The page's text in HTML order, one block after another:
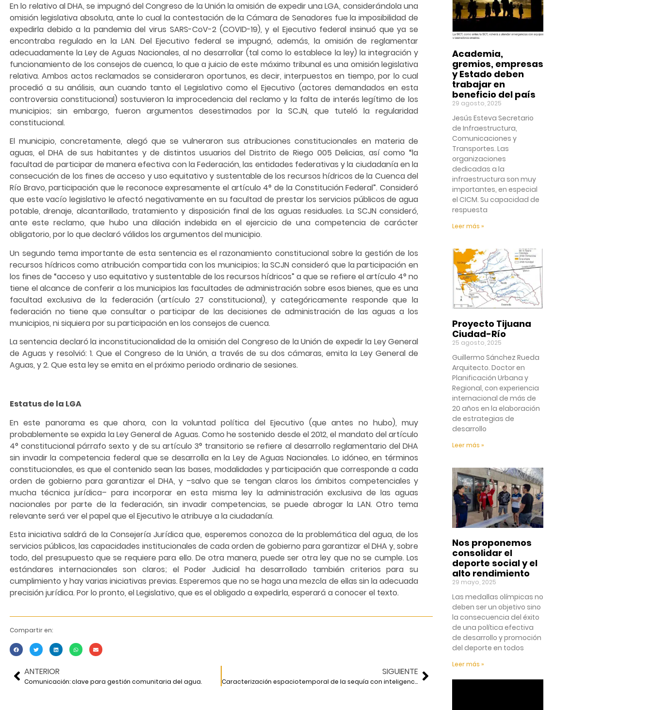
En lo relativo al DHA, se impugnó del Congreso de la Unión la omisión de expedir una LGA, considerándola una
omisión legislativa absoluta, ante lo cual la contestación de la Cámara de Senadores fue la imposibilidad de
expedirla debido a la pandemia del virus SARS-CoV-2 (COVID-19), y el Ejecutivo federal insinuó que ya se
encontraba regulado en la LAN. Del Ejecutivo federal se impugnó, además, la omisión de reglamentar
adecuadamente la Ley de Aguas Nacionales, al no desarrollar (tal como lo establece la ley) la integración y
funcionamiento de los consejos de cuenca, lo que a juicio de este máximo tribunal es una omisión legislativa
relativa. Ambos actos reclamados se consideraron oportunos, es decir, interpuestos en tiempo, por lo cual
procedió a su análisis, aun cuando tanto el Legislativo como el Ejecutivo (actores demandados en esta
controversia constitucional) sostuvieron la improcedencia del reclamo y la falta de interés legítimo de los
municipios; sin embargo, fueron argumentos desestimados por la SCJN, que tuteló la regularidad
constitucional.
El municipio, concretamente, alegó que se vulneraron sus atribuciones constitucionales en materia de
aguas, el DHA de sus habitantes y de distintos usuarios del Distrito de Riego 005 Delicias, así como “la
facultad de participar de manera efectiva con la Federación, las entidades federativas y la ciudadanía en la
consecución de los fines de acceso y uso equitativo y sustentable de los recursos hídricos de la Cuenca del
Río Bravo, participación que le reconoce expresamente el artículo 4° de la Constitución Federal”. Consideró
que este vacío legislativo le afectó negativamente en su facultad de prestar los servicios públicos de agua
potable, drenaje, alcantarillado, tratamiento y disposición final de las aguas residuales. La SCJN consideró,
ante este reclamo, que hubo una dilación indebida en el ejercicio de una competencia de carácter
obligatorio, por lo que declaró válidos los argumentos del municipio.
Un segundo tema importante de esta sentencia es el razonamiento constitucional sobre la gestión de los
recursos hídricos como atribución compartida con los municipios; la SCJN consideró que la participación en
los fines de “acceso y uso equitativo y sustentable de los recursos hídricos” a que se refiere el artículo 4° no
tiene el alcance de conferir a los municipios las facultades de administración sobre esos bienes, que es una
facultad exclusiva de la federación (artículo 27 constitucional), y categóricamente responde que la
federación no tiene que consultar o participar de las decisiones de administración de las aguas a los
municipios, ni siquiera por su participación en los consejos de cuenca.
La sentencia declaró la inconstitucionalidad de la omisión del Congreso de la Unión de expedir la Ley General
de Aguas y resolvió: 1. Que el Congreso de la Unión, a través de su dos cámaras, emita la Ley General de
Aguas, y 2. Que esta ley se emita en el próximo periodo ordinario de sesiones.
Estatus de la LGA
En este panorama es que ahora, con la voluntad política del Ejecutivo (que antes no hubo), muy
probablemente se expida la Ley General de Aguas. Como he sostenido desde el 2012, el mandato del artículo
4° constitucional párrafo sexto y de su artículo 3° transitorio se refiere al desarrollo reglamentario del DHA
sin invadir la competencia federal que se desarrolla en la Ley de Aguas Nacionales. Lo idóneo, en términos
constitucionales, es que el contenido sean las bases, modalidades y participación que corresponde a cada
orden de gobierno para garantizar el DHA, y –salvo que se tengan claros los ámbitos competenciales y
mucha técnica jurídica– para incorporar en esta misma ley la administración exclusiva de las aguas
nacionales por parte de la federación, sin invadir competencias, se puede abrogar la LAN. Otro tema
relevante será ver el papel que el Ejecutivo le atribuye a la ciudadanía.
Esta iniciativa saldrá de la Consejería Jurídica que, esperemos conozca de la problemática del agua, de los
servicios públicos, las capacidades institucionales de cada orden de gobierno para garantizar el DHA y, sobre
todo, del presupuesto que se requiere para ello. De otra manera, puede ser otra ley que no se cumple. Los
estándares internacionales son claros; el Poder Judicial ha desarrollado también criterios para su
cumplimiento y hay varias iniciativas previas. Esperemos que no se haga una mezcla de ellas sin la adecuada
precisión jurídica. Por lo pronto, el Legislativo, que es el obligado a expedirla, esperará a conocer el texto.
Compartir en:
ANTERIOR
Comunicación: clave para gestión comunitaria del agua.
SIGUIENTE
Caracterización espaciotemporal de la sequía con inteligencia artificial.
Academia,
gremios, empresas
y Estado deben
trabajar en
beneficio del país
29 agosto, 2025
Jesús Esteva Secretario
de Infraestructura,
Comunicaciones y
Transportes. Las
organizaciones
dedicadas a la
infraestructura son muy
importantes, en especial
el CICM. Su capacidad de
respuesta
Leer más »
Proyecto Tijuana
Ciudad-Río
25 agosto, 2025
Guillermo Sánchez Rueda
Arquitecto. Doctor en
Planificación Urbana y
Regional, con experiencia
internacional de más de
20 años en la elaboración
de estrategias de
desarrollo
Leer más »
Nos proponemos
consolidar el
deporte social y el
alto rendimiento
29 mayo, 2025
Las medallas olímpicas no
deben ser un objetivo sino
la consecuencia del éxito
de una política efectiva
de desarrollo y promoción
del deporte en todos
Leer más »